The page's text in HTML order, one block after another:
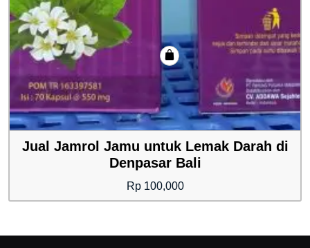
Jual Jamrol Jamu untuk Lemak Darah di
Denpasar Bali
Rp100,000